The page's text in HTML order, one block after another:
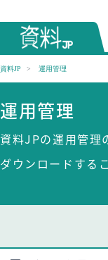
資料JP 運用管理
運用管理
資料JPの運用管理
ダウンロードする